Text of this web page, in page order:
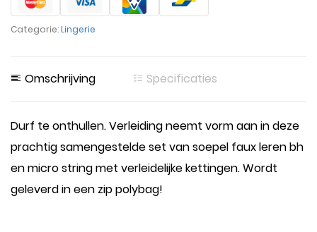
Categorie:Lingerie
Omschrijving Specificaties
Durf te onthullen. Verleiding neemt vorm aan in deze
prachtig samengestelde set van soepel faux leren bh
en micro string met verleidelijke kettingen. Wordt
geleverd in een zip polybag!